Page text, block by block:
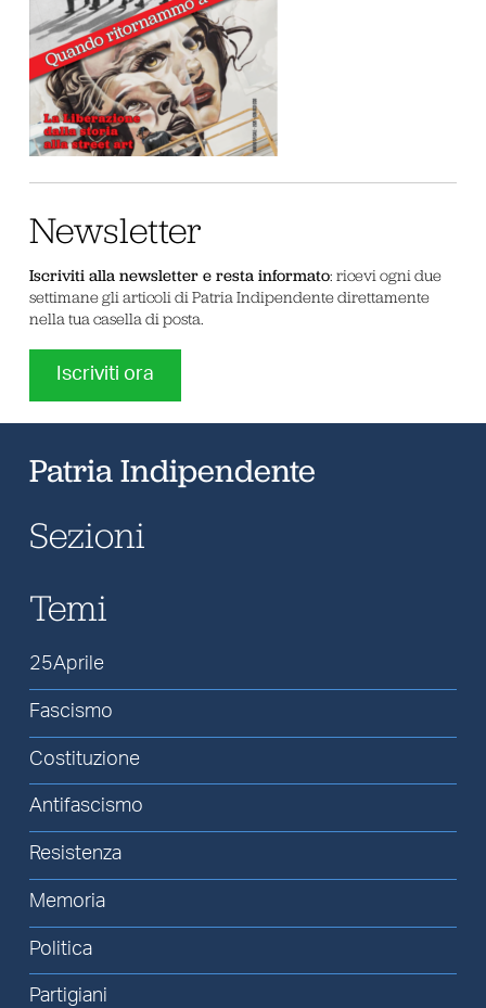
Newsletter
Iscriviti alla newsletter e resta informato: ricevi ogni due
settimane gli articoli di Patria Indipendente direttamente
nella tua casella di posta.
Iscriviti ora
Patria Indipendente
Sezioni
Temi
25Aprile
Fascismo
Costituzione
Antifascismo
Resistenza
Memoria
Politica
Partigiani